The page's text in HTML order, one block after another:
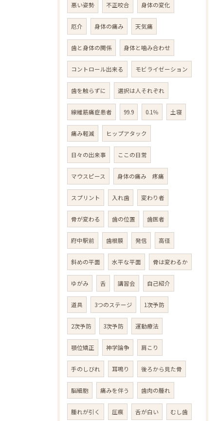
悪い姿勢 不正咬合 身体の変化
厄介 身体の痛み 天気痛
歯と身体の関係 身体と噛み合わせ
コントロール出来る モビライゼーション
歯を触らずに 選択は人それぞれ
線維筋痛症患者 99.9 0.1％ 土寝
痛み軽減 ヒップアタック
日々の出来事 ここの日常
マウスピース 身体の痛み 疼痛
スプリント 入れ歯 変わり者
骨が変わる 歯の位置 歯医者
府中駅前 歯根膜 発信 高径
斜めの平面 水平な平面 骨は変わるか
ゆがみ 舌 講習会 自己紹介
道具 3つのステージ 1次予防
2次予防 3次予防 運動療法
顎位矯正 神学論争 肩こり
手のしびれ 耳鳴り 後ろから見た骨
脳細胞 痛みを伴う 歯肉の腫れ
腫れが引く 圧痕 舌が白い むし歯